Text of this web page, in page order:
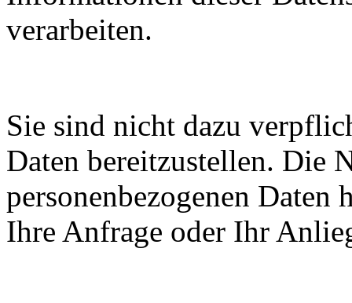
verarbeiten.
Sie sind nicht dazu
Daten bereitzustellen. Die
personenbezogenen Daten
Ihre Anfrage oder Ihr